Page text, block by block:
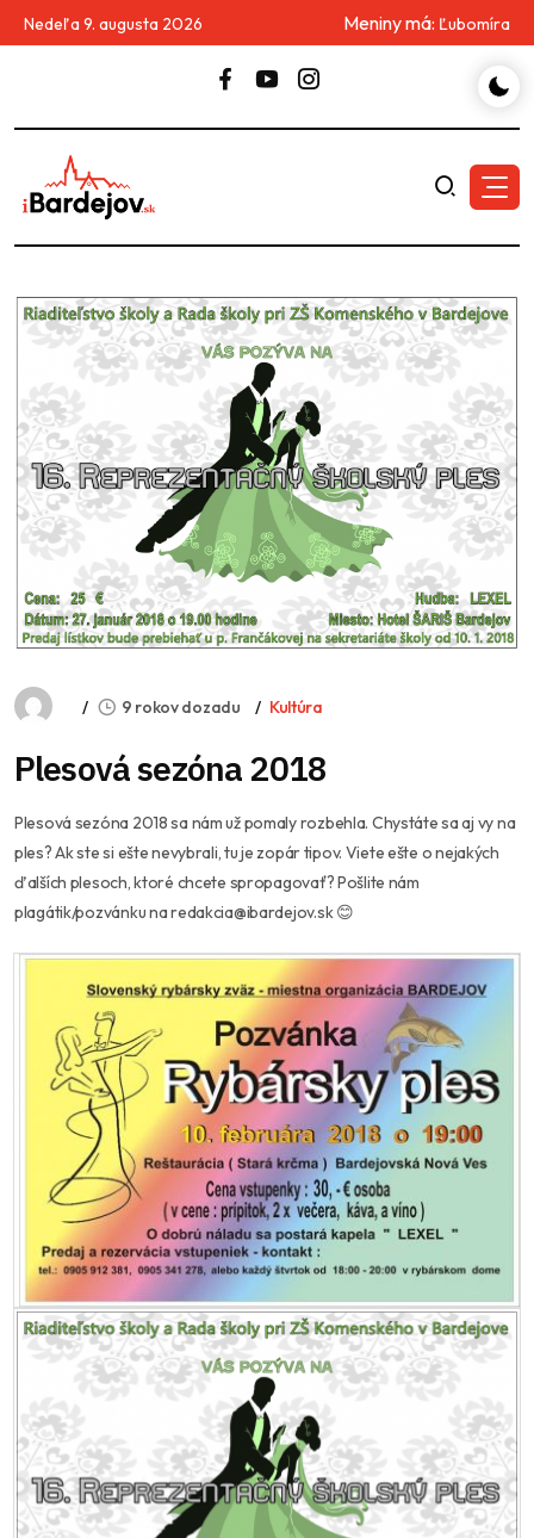
Nedeľa 9. augusta 2026 Meniny má: Ľubomíra
9 rokov dozadu Kultúra
Plesová sezóna 2018
Plesová sezóna 2018 sa nám už pomaly rozbehla. Chystáte sa aj vy na
ples? Ak ste si ešte nevybrali, tu je zopár tipov. Viete ešte o nejakých
ďalších plesoch, ktoré chcete spropagovať? Pošlite nám
plagátik/pozvánku na redakcia@ibardejov.sk 😊